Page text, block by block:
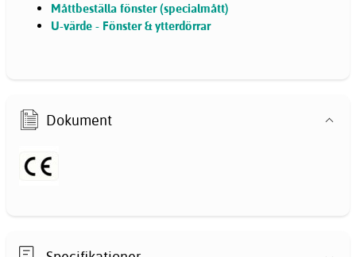
Måttbeställa fönster (specialmått)
U-värde - Fönster & ytterdörrar
Dokument